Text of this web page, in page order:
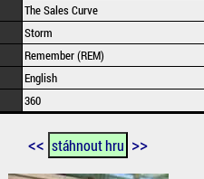
The Sales Curve
Storm
Remember (REM)
English
360
<< stáhnout hru >>